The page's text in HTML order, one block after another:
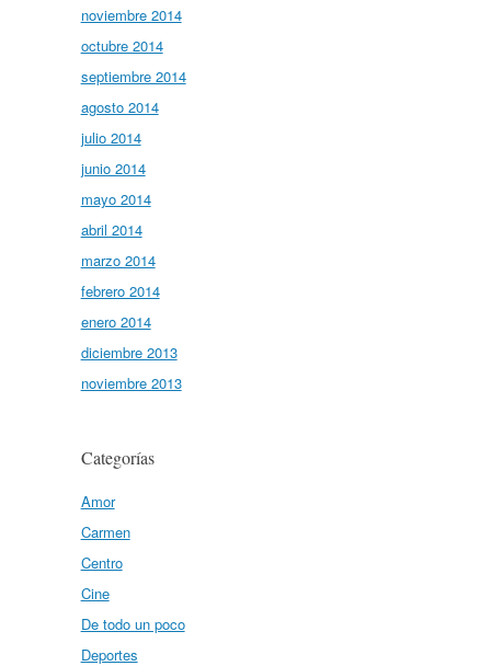
noviembre 2014
octubre 2014
septiembre 2014
agosto 2014
julio 2014
junio 2014
mayo 2014
abril 2014
marzo 2014
febrero 2014
enero 2014
diciembre 2013
noviembre 2013
Categorías
Amor
Carmen
Centro
Cine
De todo un poco
Deportes